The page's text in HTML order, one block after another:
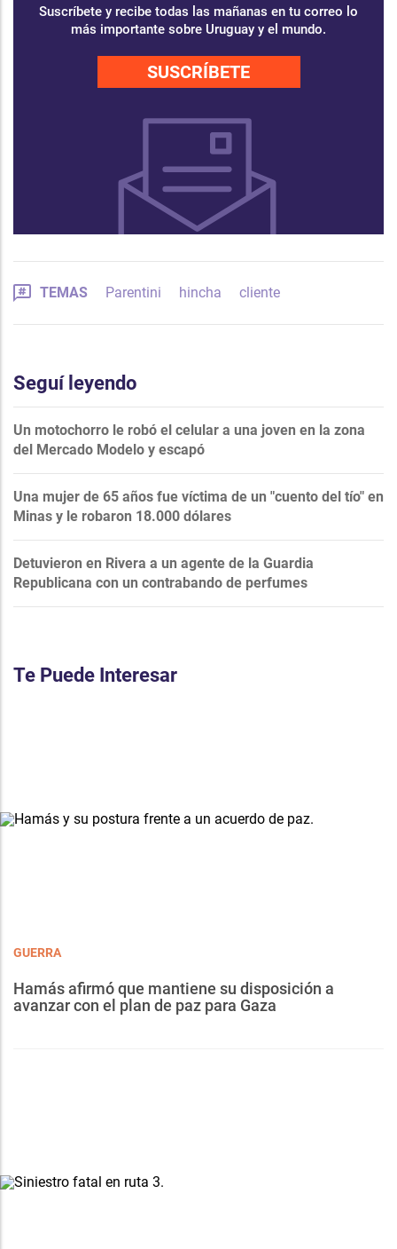
Suscríbete y recibe todas las mañanas en tu correo lo
más importante sobre Uruguay y el mundo.
SUSCRÍBETE
TEMAS Parentini hincha cliente
Seguí leyendo
Un motochorro le robó el celular a una joven en la zona
del Mercado Modelo y escapó
Una mujer de 65 años fue víctima de un "cuento del tío" en
Minas y le robaron 18.000 dólares
Detuvieron en Rivera a un agente de la Guardia
Republicana con un contrabando de perfumes
Te Puede Interesar
GUERRA
Hamás afirmó que mantiene su disposición a
avanzar con el plan de paz para Gaza